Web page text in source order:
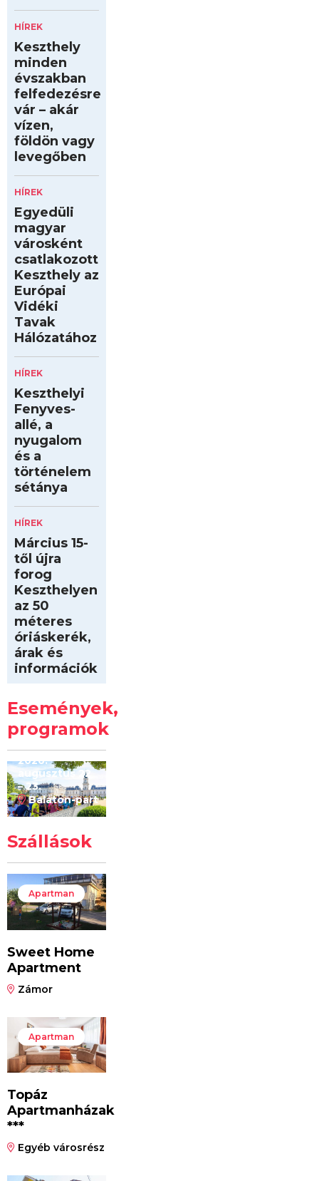
HÍREK
Keszthely
minden
évszakban
felfedezésre
vár – akár
vízen,
földön vagy
levegőben
HÍREK
Egyedüli
magyar
városként
csatlakozott
Keszthely az
Európai
Vidéki
Tavak
Hálózatához
HÍREK
Keszthelyi
Fenyves-
allé, a
nyugalom
és a
történelem
sétánya
HÍREK
Március 15-
től újra
forog
Keszthelyen
az 50
méteres
óriáskerék,
árak és
információk
Események,
programok
Kilóméterek
2026
2026.
augusztus 22
– 23.
Balaton-part
Szállások
Apartman
Sweet Home
Apartment
Zámor
Apartman
Topáz
Apartmanházak
***
Egyéb városrész